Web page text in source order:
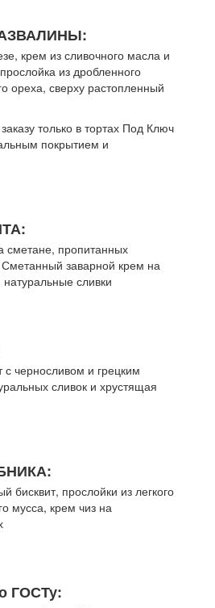
крем из сливочного масла и
из дробленного
ореха, сверху растопленный
только в тортах Под Ключ
покрытием и
сметане, пропитанных
заварной крем на
сливки
черносливом и грецким
сливок и хрустящая
бисквит, прослойки из легкого
мусса, крем чиз на
ГОСТу: